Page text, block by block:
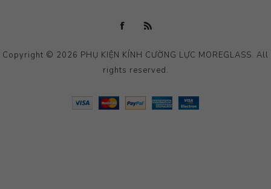
Copyright © 2026 PHỤ KIỆN KÍNH CƯỜNG LỰC MOREGLASS. All
rights reserved.